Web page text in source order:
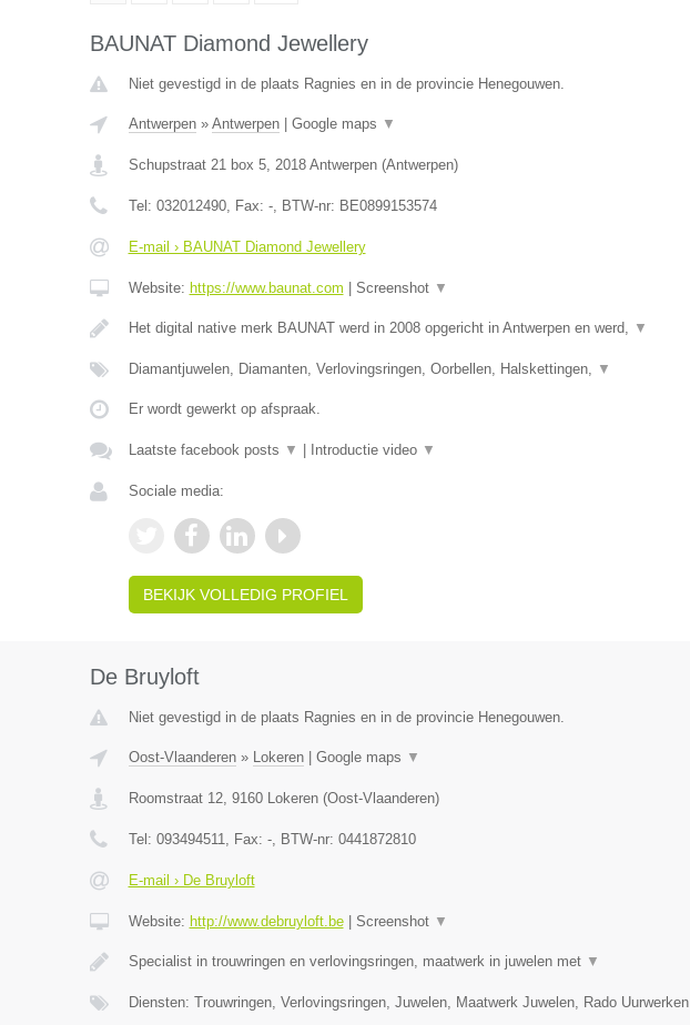
BAUNAT Diamond Jewellery
Niet gevestigd in de plaats Ragnies en in de provincie Henegouwen.
Antwerpen» Antwerpen| Google maps ▼
Schupstraat 21 box 5, 2018 Antwerpen(Antwerpen)
Tel: 032012490, Fax: -, BTW-nr: BE0899153574
E-mail › BAUNAT Diamond Jewellery
Website: https://www.baunat.com Screenshot ▼
Het digital native merk BAUNAT werd in 2008 opgericht in Antwerpen en werd, ▼
Diamantjuwelen, Diamanten, Verlovingsringen, Oorbellen, Halskettingen, ▼
Er wordt gewerkt op afspraak.
Laatste facebook posts ▼ Introductie video ▼
Sociale media:
BEKIJK VOLLEDIG PROFIEL
De Bruyloft
Niet gevestigd in de plaats Ragnies en in de provincie Henegouwen.
Oost-Vlaanderen» Lokeren| Google maps ▼
Roomstraat 12, 9160 Lokeren(Oost-Vlaanderen)
Tel: 093494511, Fax: -, BTW-nr: 0441872810
E-mail › De Bruyloft
Website: http://www.debruyloft.be| Screenshot ▼
Specialist in trouwringen en verlovingsringen, maatwerk in juwelen met ▼
Diensten: Trouwringen, Verlovingsringen, Juwelen, Maatwerk Juwelen, Rado Uurwerken